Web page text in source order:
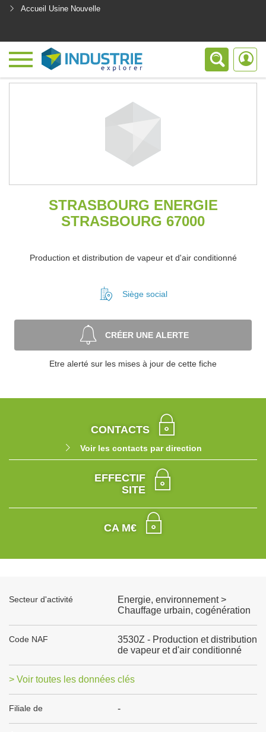
Accueil Usine Nouvelle
STRASBOURG ENERGIE
STRASBOURG 67000
Production et distribution de vapeur et d'air conditionné
Siège social
CRÉER UNE ALERTE
Etre alerté sur les mises à jour de cette fiche
CONTACTS
Voir les contacts par direction
EFFECTIF
SITE
CA M€
Secteur d'activité
Energie, environnement >
Chauffage urbain, cogénération
Code NAF
3530Z - Production et distribution
de vapeur et d'air conditionné
> Voir toutes les données clés
Filiale de -